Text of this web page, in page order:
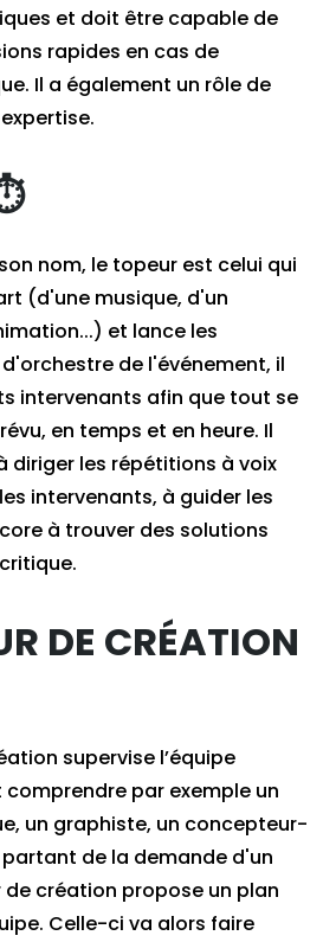
et doit être capable de
rapides en cas de
Il a également un rôle de
nom, le topeur est celui qui
(d'une musique, d'un
et lance les
de l'événement, il
intervenants afin que tout se
en temps et en heure. Il
diriger les répétitions à voix
intervenants, à guider les
à trouver des solutions
DE CRÉATION
supervise l’équipe
par exemple un
un graphiste, un concepteur-
de la demande d'un
création propose un plan
Celle-ci va alors faire